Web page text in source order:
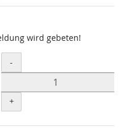
wird gebeten!
Menge
-
+